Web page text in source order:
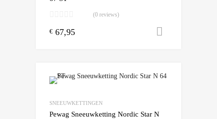
(0 reviews)
€ 67,95
SNEEUWKETTINGEN
Pewag Sneeuwketting Nordic Star N